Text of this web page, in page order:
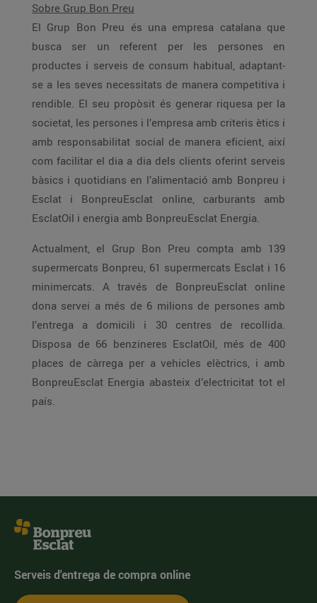
Sobre Grup Bon Preu
El Grup Bon Preu és una empresa catalana que
busca ser un referent per les persones en
productes i serveis de consum habitual, adaptant-
se a les seves necessitats de manera competitiva i
rendible. El seu propòsit és generar riquesa per la
societat, les persones i l’empresa amb criteris ètics i
amb responsabilitat social de manera eficient, així
com facilitar el dia a dia dels clients oferint serveis
bàsics i quotidians en l’alimentació amb Bonpreu i
Esclat i BonpreuEsclat online, carburants amb
EsclatOil i energia amb BonpreuEsclat Energia.
Actualment, el Grup Bon Preu compta amb 139
supermercats Bonpreu, 61 supermercats Esclat i 16
minimercats. A través de BonpreuEsclat online
dona servei a més de 6 milions de persones amb
l’entrega a domicili i 30 centres de recollida.
Disposa de 66 benzineres EsclatOil, més de 400
places de càrrega per a vehicles elèctrics, i amb
BonpreuEsclat Energia abasteix d’electricitat tot el
país.
Serveis d'entrega de compra online